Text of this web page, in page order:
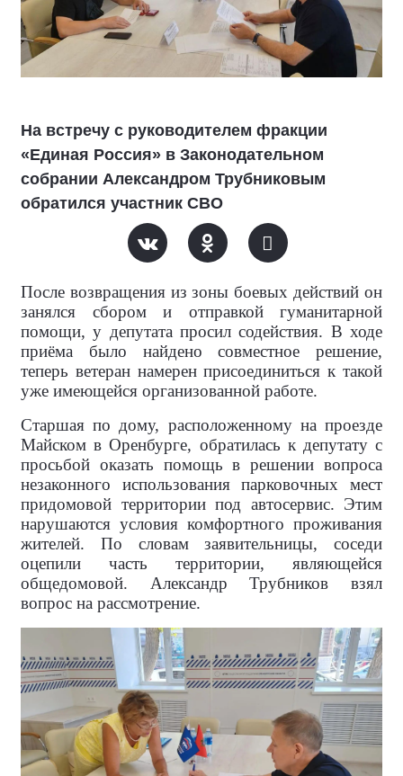
На встречу с руководителем фракции
«Единая Россия» в Законодательном
собрании Александром Трубниковым
обратился участник СВО
После возвращения из зоны боевых действий он
занялся сбором и отправкой гуманитарной
помощи, у депутата просил содействия. В ходе
приёма было найдено совместное решение,
теперь ветеран намерен присоединиться к такой
уже имеющейся организованной работе.
Старшая по дому, расположенному на проезде
Майском в Оренбурге, обратилась к депутату с
просьбой оказать помощь в решении вопроса
незаконного использования парковочных мест
придомовой территории под автосервис. Этим
нарушаются условия комфортного проживания
жителей. По словам заявительницы, соседи
оцепили часть территории, являющейся
общедомовой. Александр Трубников взял
вопрос на рассмотрение.